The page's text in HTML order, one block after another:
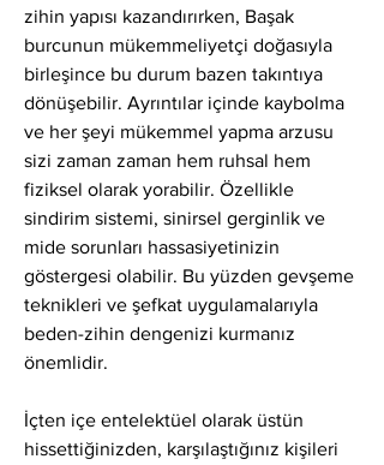
zihin yapısı kazandırırken, Başak
burcunun mükemmeliyetçi doğasıyla
birleşince bu durum bazen takıntıya
dönüşebilir. Ayrıntılar içinde kaybolma
ve her şeyi mükemmel yapma arzusu
sizi zaman zaman hem ruhsal hem
fiziksel olarak yorabilir. Özellikle
sindirim sistemi, sinirsel gerginlik ve
mide sorunları hassasiyetinizin
göstergesi olabilir. Bu yüzden gevşeme
teknikleri ve şefkat uygulamalarıyla
beden-zihin dengenizi kurmanız
önemlidir.
İçten içe entelektüel olarak üstün
hissettiğinizden, karşılaştığınız kişileri